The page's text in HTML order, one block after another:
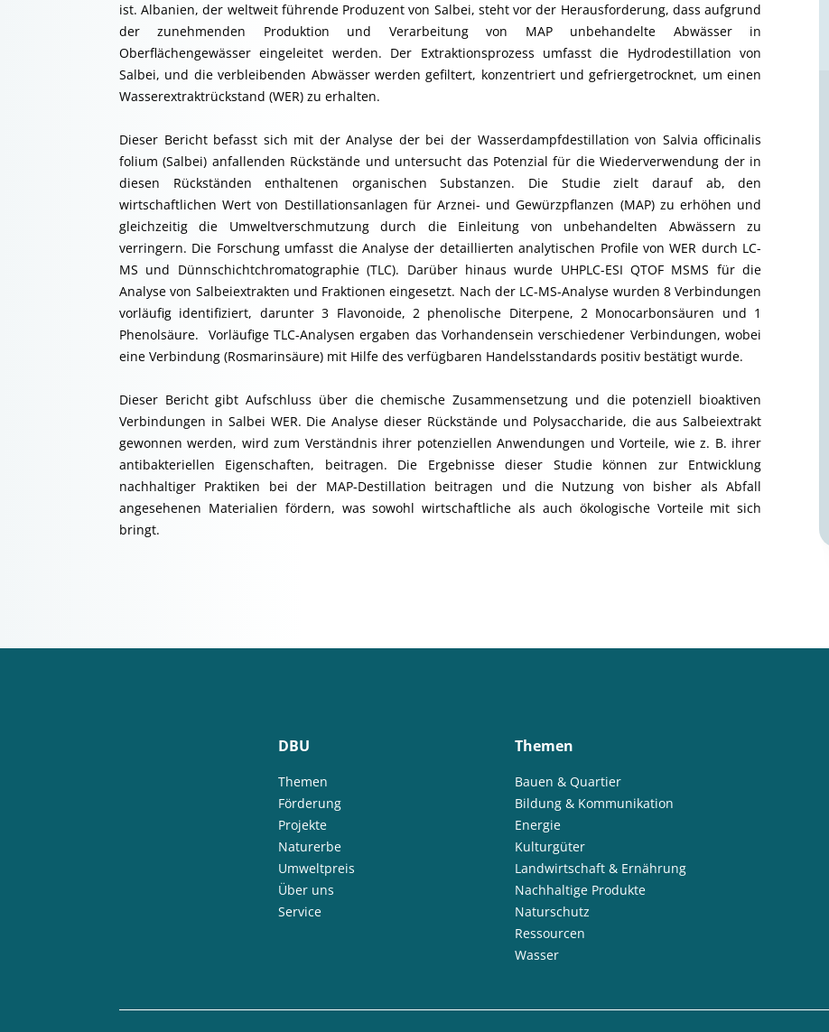
ist. Albanien, der weltweit führende Produzent von Salbei, steht vor der Herausforderung, dass aufgrund
der zunehmenden Produktion und Verarbeitung von MAP unbehandelte Abwässer in
Oberflächengewässer eingeleitet werden. Der Extraktionsprozess umfasst die Hydrodestillation von
Salbei, und die verbleibenden Abwässer werden gefiltert, konzentriert und gefriergetrocknet, um einen
Wasserextraktrückstand (WER) zu erhalten.
Dieser Bericht befasst sich mit der Analyse der bei der Wasserdampfdestillation von Salvia officinalis
folium (Salbei) anfallenden Rückstände und untersucht das Potenzial für die Wiederverwendung der in
diesen Rückständen enthaltenen organischen Substanzen. Die Studie zielt darauf ab, den
wirtschaftlichen Wert von Destillationsanlagen für Arznei- und Gewürzpflanzen (MAP) zu erhöhen und
gleichzeitig die Umweltverschmutzung durch die Einleitung von unbehandelten Abwässern zu
verringern. Die Forschung umfasst die Analyse der detaillierten analytischen Profile von WER durch LC-
MS und Dünnschichtchromatographie (TLC). Darüber hinaus wurde UHPLC-ESI QTOF MSMS für die
Analyse von Salbeiextrakten und Fraktionen eingesetzt. Nach der LC-MS-Analyse wurden 8 Verbindungen
vorläufig identifiziert, darunter 3 Flavonoide, 2 phenolische Diterpene, 2 Monocarbonsäuren und 1
Phenolsäure. Vorläufige TLC-Analysen ergaben das Vorhandensein verschiedener Verbindungen, wobei
eine Verbindung (Rosmarinsäure) mit Hilfe des verfügbaren Handelsstandards positiv bestätigt wurde.
Dieser Bericht gibt Aufschluss über die chemische Zusammensetzung und die potenziell bioaktiven
Verbindungen in Salbei WER. Die Analyse dieser Rückstände und Polysaccharide, die aus Salbeiextrakt
gewonnen werden, wird zum Verständnis ihrer potenziellen Anwendungen und Vorteile, wie z. B. ihrer
antibakteriellen Eigenschaften, beitragen. Die Ergebnisse dieser Studie können zur Entwicklung
nachhaltiger Praktiken bei der MAP-Destillation beitragen und die Nutzung von bisher als Abfall
angesehenen Materialien fördern, was sowohl wirtschaftliche als auch ökologische Vorteile mit sich
bringt.
DBU
Themen
Förderung
Projekte
Naturerbe
Umweltpreis
Über uns
Service
Themen
Bauen & Quartier
Bildung & Kommunikation
Energie
Kulturgüter
Landwirtschaft & Ernährung
Nachhaltige Produkte
Naturschutz
Ressourcen
Wasser